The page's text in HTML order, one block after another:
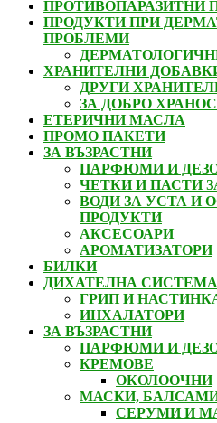
ПРОТИВОПАРАЗИТНИ
ПРОДУКТИ ПРИ
ПРОБЛЕМИ
ХРАНИТЕЛНИ
ДРУГИ
ЗА ДОБРО
ЕТЕРИЧНИ МАСЛА
ПРОМО ПАКЕТИ
ЗА ВЪЗРАСТНИ
ПАРФЮМИ И
ЧЕТКИ И ПАСТИ
ВОДИ ЗА УСТА И
ПРОДУКТИ
АКСЕСОАРИ
АРОМАТИЗАТОРИ
БИЛКИ
ДИХАТЕЛНА СИСТЕМА
ГРИП И
ИНХАЛАТОРИ
ЗА ВЪЗРАСТНИ
ПАРФЮМИ И
КРЕМОВЕ
ОКОЛООЧНИ
МАСКИ,
СЕРУМИ И